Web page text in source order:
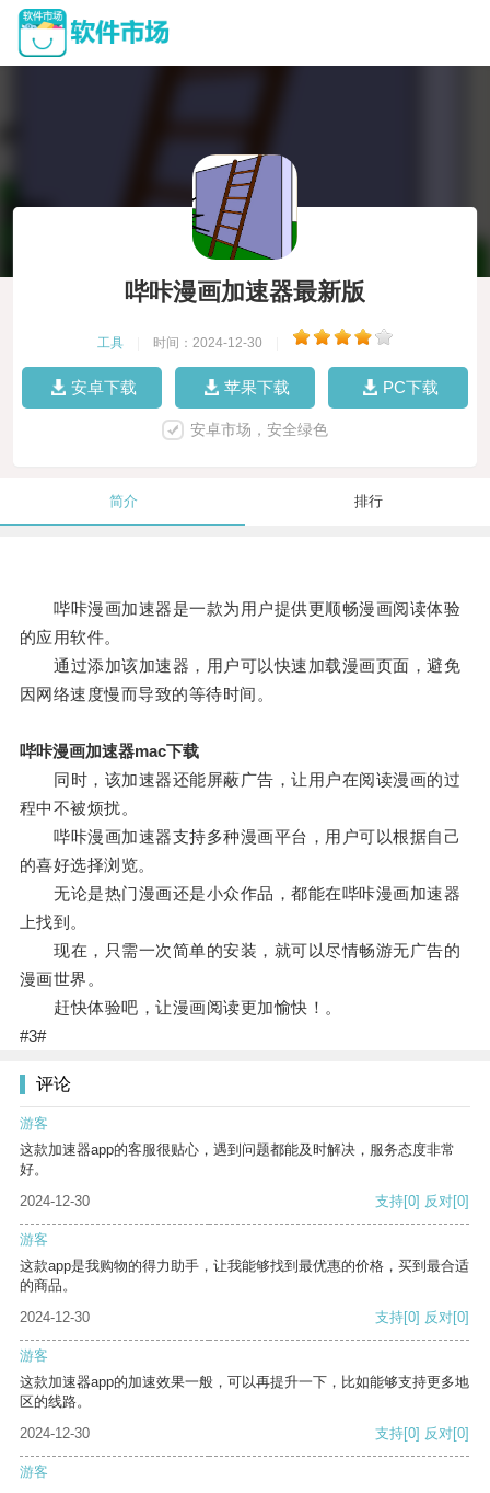
哔咔漫画加速器最新版
工具 时间：2024-12-30
安卓下载 苹果下载 PC下载
安卓市场，安全绿色
简介 排行
哔咔漫画加速器是一款为用户提供更顺畅漫画阅读体验
的应用软件。
通过添加该加速器，用户可以快速加载漫画页面，避免
因网络速度慢而导致的等待时间。
哔咔漫画加速器mac下载
同时，该加速器还能屏蔽广告，让用户在阅读漫画的过
程中不被烦扰。
哔咔漫画加速器支持多种漫画平台，用户可以根据自己
的喜好选择浏览。
无论是热门漫画还是小众作品，都能在哔咔漫画加速器
上找到。
现在，只需一次简单的安装，就可以尽情畅游无广告的
漫画世界。
赶快体验吧，让漫画阅读更加愉快！。
#3#
评论
游客
这款加速器app的客服很贴心，遇到问题都能及时解决，服务态度非常
好。
2024-12-30
支持[0] 反对[0]
游客
这款app是我购物的得力助手，让我能够找到最优惠的价格，买到最合适
的商品。
2024-12-30
支持[0] 反对[0]
游客
这款加速器app的加速效果一般，可以再提升一下，比如能够支持更多地
区的线路。
2024-12-30
支持[0] 反对[0]
游客